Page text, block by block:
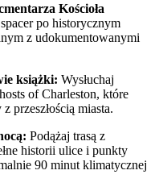
Kościoła
po historycznym
z udokumentowanymi
książki: Wysłuchaj
of Charleston, które
przeszłością miasta.
Podążaj trasą z
historii ulice i punkty
90 minut klimatycznej